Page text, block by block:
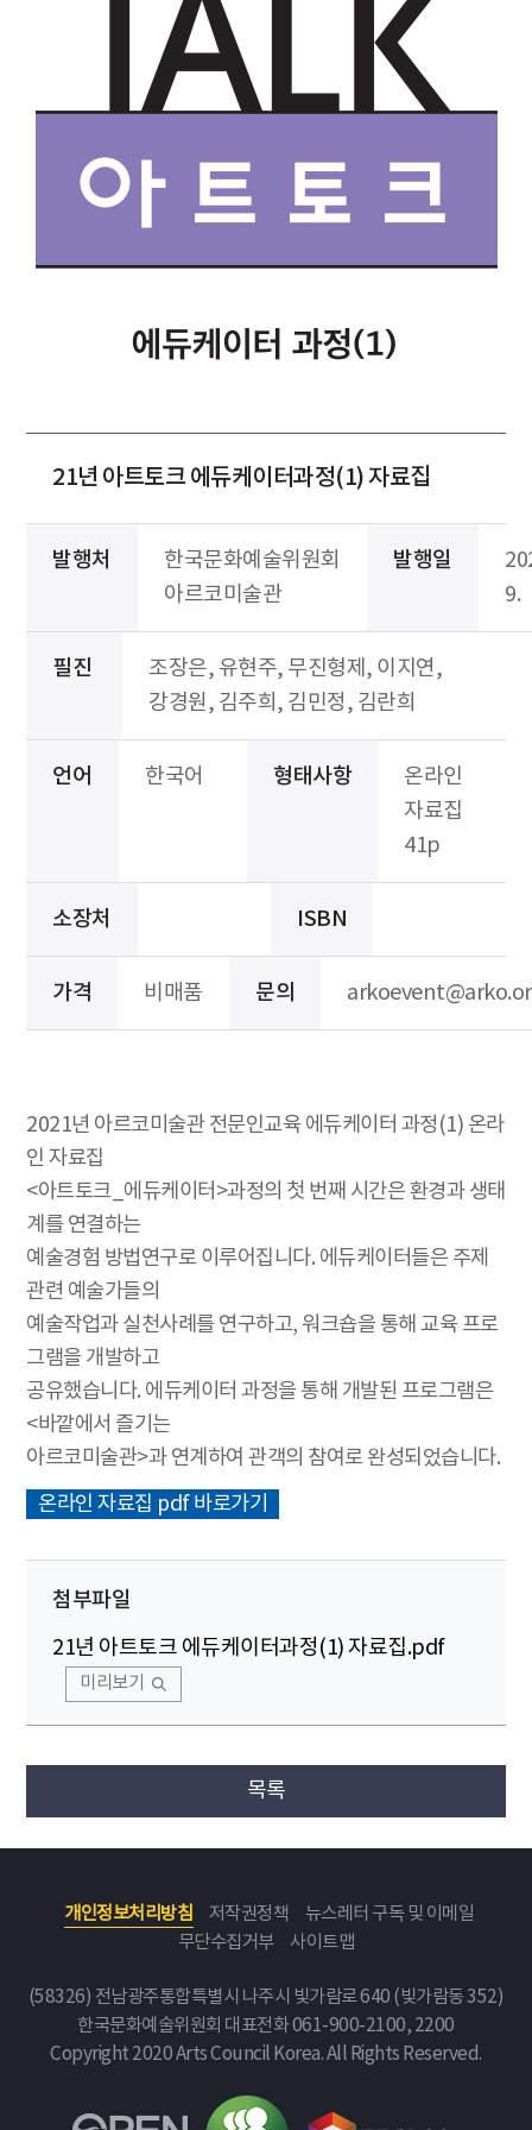
21년 아트토크 에듀케이터과정(1) 자료집
발행처
한국문화예술위원회
아르코미술관
발행일
9.
필진
조장은, 유현주, 무진형제, 이지연,
강경원, 김주희, 김민정, 김란희
언어 한국어 형태사항
온라인
자료집
41p
소장처 ISBN
가격 비매품 문의
2021년 아르코미술관 전문인교육 에듀케이터 과정(1) 온라
인 자료집
<아트토크_에듀케이터>과정의 첫 번째 시간은 환경과 생태
계를 연결하는
예술경험 방법연구로 이루어집니다. 에듀케이터들은 주제
관련 예술가들의
예술작업과 실천사례를 연구하고, 워크숍을 통해 교육 프로
그램을 개발하고
공유했습니다. 에듀케이터 과정을 통해 개발된 프로그램은
<바깥에서 즐기는
아르코미술관>과 연계하여 관객의 참여로 완성되었습니다.
온라인 자료집 pdf 바로가기
첨부파일
21년 아트토크 에듀케이터과정(1) 자료집.pdf
미리보기
목록
개인정보처리방침 저작권정책
뉴스레터 구독 및 이메일
무단수집거부
사이트맵
(58326) 전남광주통합특별시 나주시 빛가람로 640 (빛가람동 352)
한국문화예술위원회 대표전화 061-900-2100, 2200
Copyright 2020 Arts Council Korea. All Rights Reserved.